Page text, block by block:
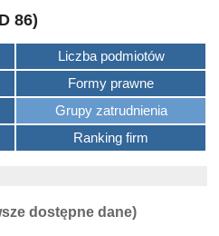
86)
Liczba podmiotów
Formy prawne
Grupy zatrudnienia
Ranking firm
dostępne dane)